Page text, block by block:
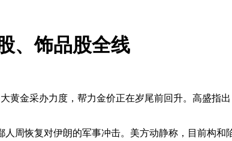
、饰品股全线
金采办力度，帮力金价正在岁尾前回升。高盛指出
恢复对伊朗的军事冲击。美方动静称，目前构和